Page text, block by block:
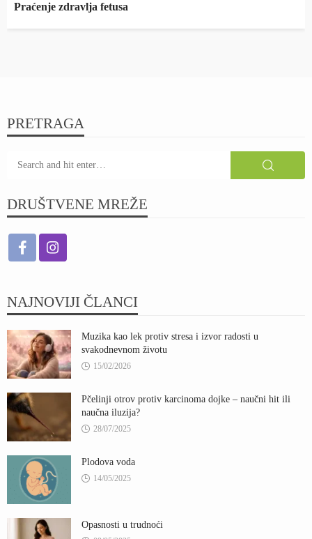
Praćenje zdravlja fetusa
PRETRAGA
DRUŠTVENE MREŽE
NAJNOVIJI ČLANCI
Muzika kao lek protiv stresa i izvor radosti u
svakodnevnom životu
15/02/2026
Pčelinji otrov protiv karcinoma dojke – naučni hit ili
naučna iluzija?
28/07/2025
Plodova voda
14/05/2025
Opasnosti u trudnoći